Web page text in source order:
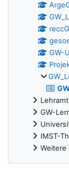
GW-
GW-
IMST-
Weitere